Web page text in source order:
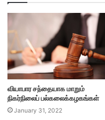
வியாபார சந்தையாக மாறும்
நிகர்நிலைப் பல்கலைக்கழகங்கள்
January 31, 2022